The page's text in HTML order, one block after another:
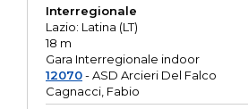
Interregionale
Lazio: Latina (LT)
18 m
Gara Interregionale indoor
12070- ASD Arcieri Del Falco
Cagnacci, Fabio